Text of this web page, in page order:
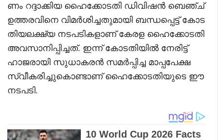
ണം റദ്ദാക്കിയ ഹൈക്കോടതി ഡിവിഷൻ ബെഞ്ച്
ഉത്തരവിനെ വിമർശിച്ചതുമായി ബന്ധപ്പെട്ട് കോട
തിയലക്ഷ്യ നടപടികളാണ് കേരള ഹൈക്കോടതി
അവസാനിപ്പിച്ചത്. ഇന്ന് കോടതിയിൽ നേരിട്ട്
ഹാജരായി സുധാകരൻ സമർപ്പിച്ച മാപ്പപേക്ഷ
സ്വീകരിച്ചുകൊണ്ടാണ് ഹൈക്കോടതിയുടെ ഈ
നടപടി.